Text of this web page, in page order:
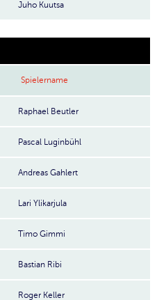
Juho Kuutsa
Spielername
Raphael Beutler
Pascal Luginbühl
Andreas Gahlert
Lari Ylikarjula
Timo Gimmi
Bastian Ribi
Roger Keller